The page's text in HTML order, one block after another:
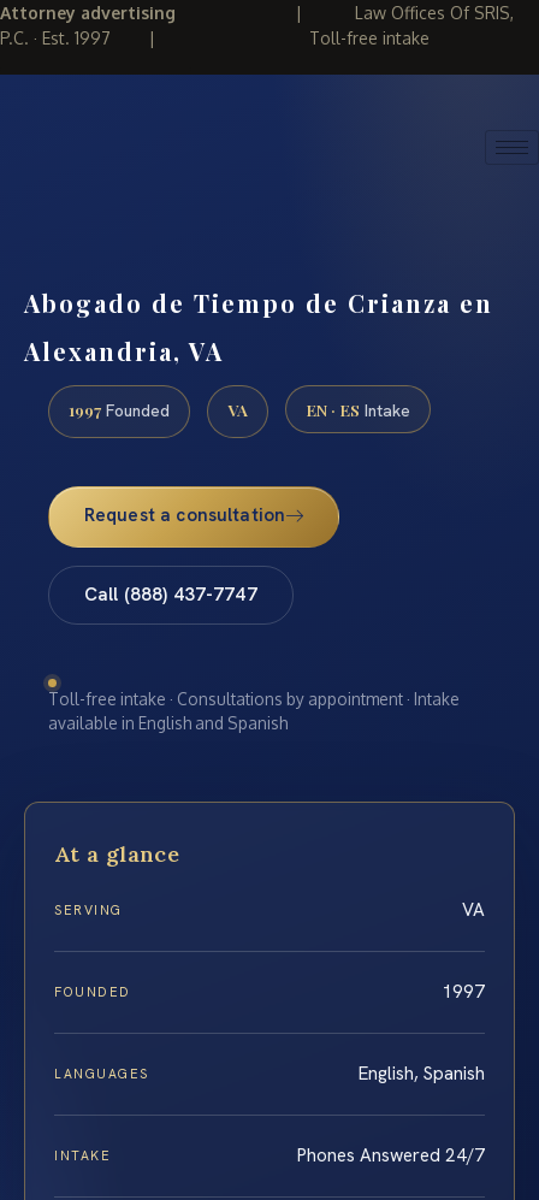
Attorney advertising | Law Offices Of SRIS,
P.C. · Est. 1997 | Toll-free intake
Abogado de Tiempo de Crianza en
Alexandria, VA
1997 Founded VA EN · ES Intake
Request a consultation
Call (888) 437-7747
Toll-free intake · Consultations by appointment · Intake
available in English and Spanish
At a glance
SERVING VA
FOUNDED 1997
LANGUAGES English, Spanish
INTAKE Phones Answered 24/7